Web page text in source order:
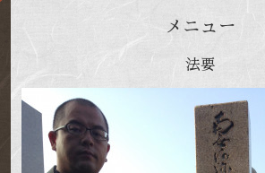
メニュー
法要